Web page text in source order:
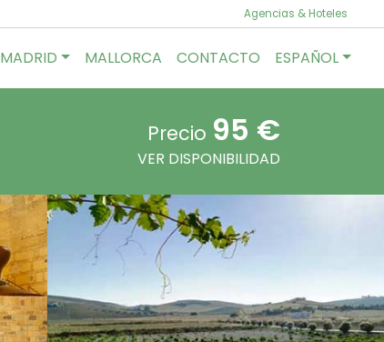
Agencias & Hoteles
MADRID MALLORCA CONTACTO ESPAÑOL
Precio 95 €
VER DISPONIBILIDAD